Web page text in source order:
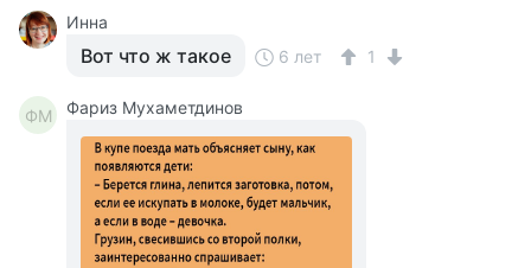
Инна
Вот что ж такое 6 лет 1
ФМ Фариз Мухаметдинов